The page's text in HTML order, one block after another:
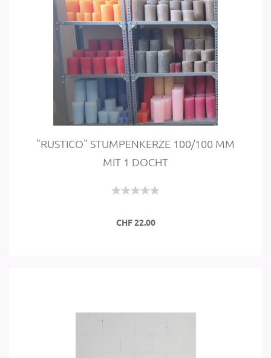
"RUSTI­CO" STUM­PEN­KER­ZE 100/100 MM
MIT 1 DOCHT
CHF 22.00